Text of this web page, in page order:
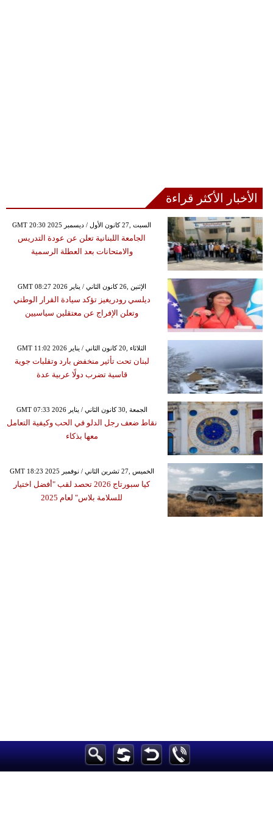
الأخبار الأكثر قراءة
GMT 20:30 2025 السبت ,27 كانون الأول / ديسمبر
الجامعة اللبنانية تعلن عن عودة التدريس
والامتحانات بعد العطلة الرسمية
GMT 08:27 2026 الإثنين ,26 كانون الثاني / يناير
ديلسي رودريغيز تؤكد سيادة القرار الوطني
وتعلن الإفراج عن معتقلين سياسيين
GMT 11:02 2026 الثلاثاء ,20 كانون الثاني / يناير
لبنان تحت تأثير منخفض بارد وتقلبات جوية
قاسية تضرب دولًا عربية عدة
GMT 07:33 2026 الجمعة ,30 كانون الثاني / يناير
نقاط ضعف رجل الدلو في الحب وكيفية التعامل
معها بذكاء
GMT 18:23 2025 الخميس ,27 تشرين الثاني / نوفمبر
كيا سبورتاج 2026 تحصد لقب "أفضل اختيار
للسلامة بلاس" لعام 2025